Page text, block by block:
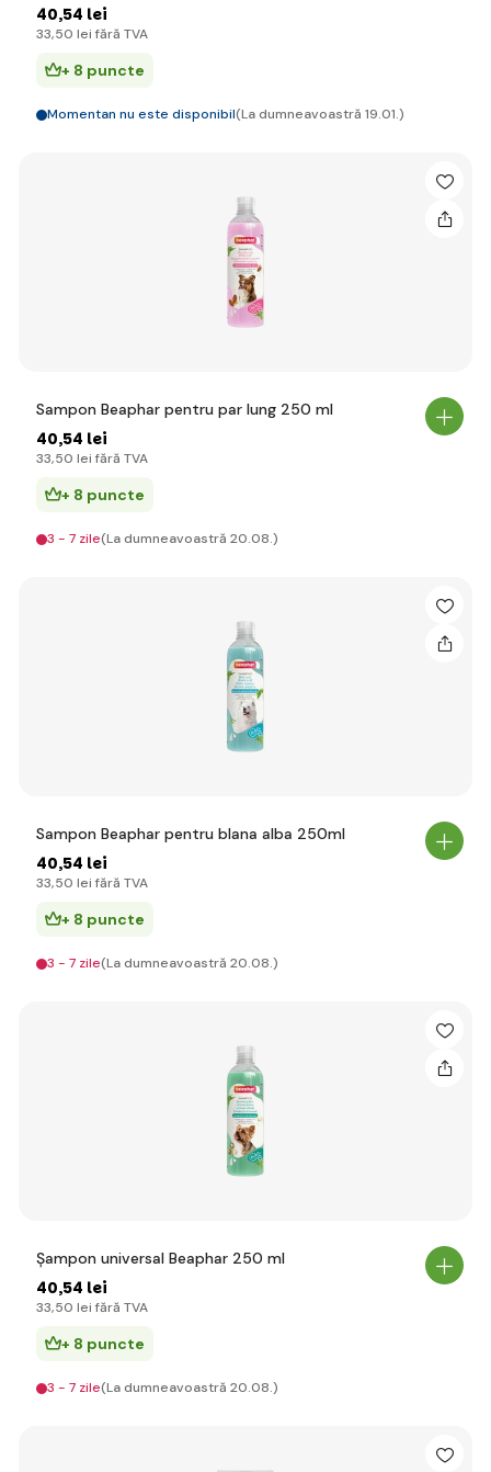
40,54 lei
33,50 lei fără TVA
+ 8 puncte
Momentan nu este disponibil(La dumneavoastră 19.01.)
Sampon Beaphar pentru par lung 250 ml
40,54 lei
33,50 lei fără TVA
+ 8 puncte
3 - 7 zile(La dumneavoastră 20.08.)
Sampon Beaphar pentru blana alba 250ml
40,54 lei
33,50 lei fără TVA
+ 8 puncte
3 - 7 zile(La dumneavoastră 20.08.)
Șampon universal Beaphar 250 ml
40,54 lei
33,50 lei fără TVA
+ 8 puncte
3 - 7 zile(La dumneavoastră 20.08.)